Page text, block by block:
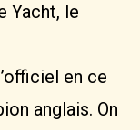
Yacht, le
en ce
anglais. On